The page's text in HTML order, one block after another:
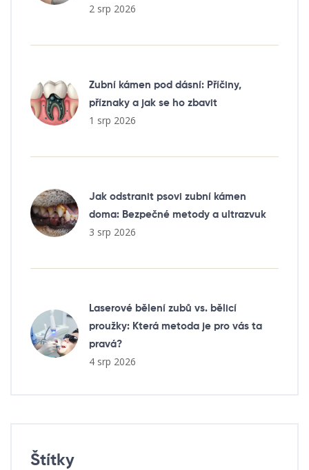
2 srp 2026
Zubní kámen pod dásní: Příčiny,
příznaky a jak se ho zbavit
1 srp 2026
Jak odstranit psovi zubní kámen
doma: Bezpečné metody a ultrazvuk
3 srp 2026
Laserové bělení zubů vs. bělicí
proužky: Která metoda je pro vás ta
pravá?
4 srp 2026
Štítky